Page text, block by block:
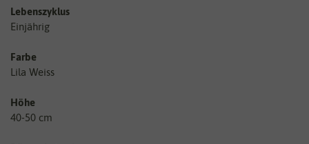
Lebenszyklus
Einjährig
Farbe
Lila Weiss
Höhe
40-50 cm